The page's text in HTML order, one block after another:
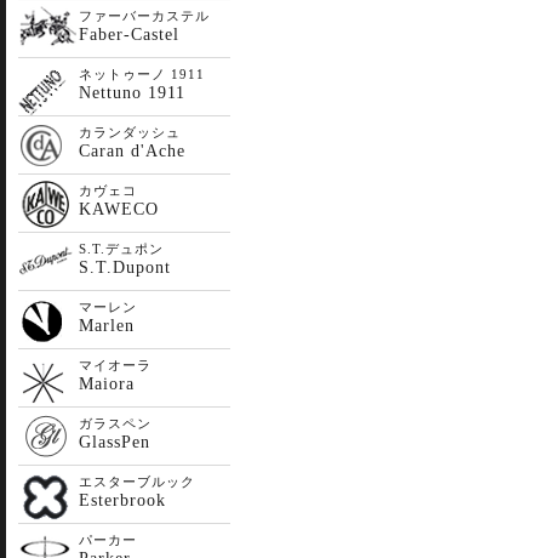
ファーバーカステル
Faber-Castel
ネットゥーノ 1911
Nettuno 1911
カランダッシュ
Caran d'Ache
カヴェコ
KAWECO
S.T.デュポン
S.T.Dupont
マーレン
Marlen
マイオーラ
Maiora
ガラスペン
GlassPen
エスターブルック
Esterbrook
パーカー